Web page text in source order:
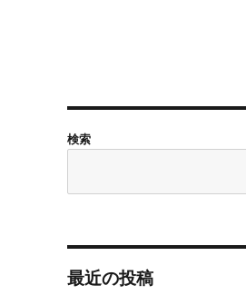
検索
最近の投稿